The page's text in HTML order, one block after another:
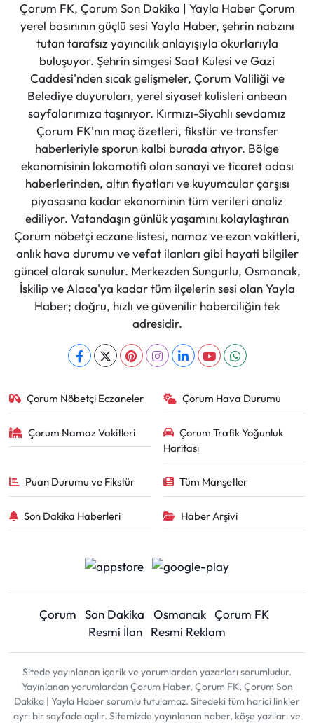
Çorum FK, Çorum Son Dakika | Yayla Haber Çorum
yerel basınının güçlü sesi Yayla Haber, şehrin nabzını
tutan tarafsız yayıncılık anlayışıyla okurlarıyla
buluşuyor. Şehrin simgesi Saat Kulesi ve Gazi
Caddesi'nden sıcak gelişmeler, Çorum Valiliği ve
Belediye duyuruları, yerel siyaset kulisleri anbean
sayfalarımıza taşınıyor. Kırmızı-Siyahlı sevdamız
Çorum FK'nın maç özetleri, fikstür ve transfer
haberleriyle sporun kalbi burada atıyor. Bölge
ekonomisinin lokomotifi olan sanayi ve ticaret odası
haberlerinden, altın fiyatları ve kuyumcular çarşısı
piyasasına kadar ekonominin tüm verileri analiz
ediliyor. Vatandaşın günlük yaşamını kolaylaştıran
Çorum nöbetçi eczane listesi, namaz ve ezan vakitleri,
anlık hava durumu ve vefat ilanları gibi hayati bilgiler
güncel olarak sunulur. Merkezden Sungurlu, Osmancık,
İskilip ve Alaca'ya kadar tüm ilçelerin sesi olan Yayla
Haber; doğru, hızlı ve güvenilir haberciliğin tek
adresidir.
Çorum Nöbetçi Eczaneler Çorum Hava Durumu
Çorum Namaz Vakitleri
Çorum Trafik Yoğunluk
Haritası
Puan Durumu ve Fikstür Tüm Manşetler
Son Dakika Haberleri Haber Arşivi
Çorum Son Dakika Osmancık Çorum FK
Resmi İlan
Resmi Reklam
Sitede yayınlanan içerik ve yorumlardan yazarları sorumludur.
Yayınlanan yorumlardan Çorum Haber, Çorum FK, Çorum Son
Dakika | Yayla Haber sorumlu tutulamaz. Sitedeki tüm harici linkler
ayrı bir sayfada açılır. Sitemizde yayınlanan haber, köşe yazıları ve